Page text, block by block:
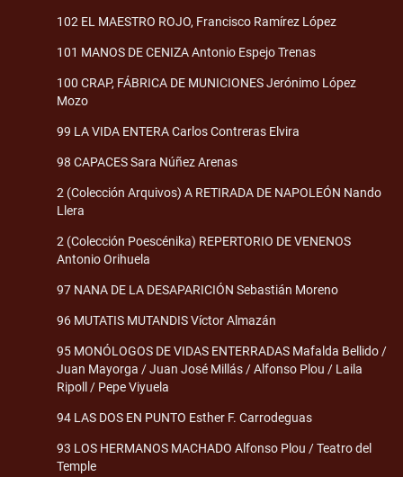
102 EL MAESTRO ROJO, Francisco Ramírez López
101 MANOS DE CENIZA Antonio Espejo Trenas
100 CRAP, FÁBRICA DE MUNICIONES Jerónimo López
Mozo
99 LA VIDA ENTERA Carlos Contreras Elvira
98 CAPACES Sara Núñez Arenas
2 (Colección Arquivos) A RETIRADA DE NAPOLEÓN Nando
Llera
2 (Colección Poescénika) REPERTORIO DE VENENOS
Antonio Orihuela
97 NANA DE LA DESAPARICIÓN Sebastián Moreno
96 MUTATIS MUTANDIS Víctor Almazán
95 MONÓLOGOS DE VIDAS ENTERRADAS Mafalda Bellido /
Juan Mayorga / Juan José Millás / Alfonso Plou / Laila
Ripoll / Pepe Viyuela
94 LAS DOS EN PUNTO Esther F. Carrodeguas
93 LOS HERMANOS MACHADO Alfonso Plou / Teatro del
Temple